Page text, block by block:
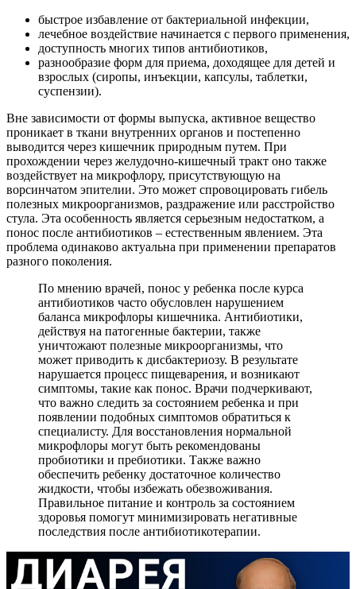
быстрое избавление от бактериальной инфекции,
лечебное воздействие начинается с первого применения,
доступность многих типов антибиотиков,
разнообразие форм для приема, доходящее для детей и
взрослых (сиропы, инъекции, капсулы, таблетки,
суспензии).
Вне зависимости от формы выпуска, активное вещество
проникает в ткани внутренних органов и постепенно
выводится через кишечник природным путем. При
прохождении через желудочно-кишечный тракт оно также
воздействует на микрофлору, присутствующую на
ворсинчатом эпителии. Это может спровоцировать гибель
полезных микроорганизмов, раздражение или расстройство
стула. Эта особенность является серьезным недостатком, а
понос после антибиотиков – естественным явлением. Эта
проблема одинаково актуальна при применении препаратов
разного поколения.
По мнению врачей, понос у ребенка после курса
антибиотиков часто обусловлен нарушением
баланса микрофлоры кишечника. Антибиотики,
действуя на патогенные бактерии, также
уничтожают полезные микроорганизмы, что
может приводить к дисбактериозу. В результате
нарушается процесс пищеварения, и возникают
симптомы, такие как понос. Врачи подчеркивают,
что важно следить за состоянием ребенка и при
появлении подобных симптомов обратиться к
специалисту. Для восстановления нормальной
микрофлоры могут быть рекомендованы
пробиотики и пребиотики. Также важно
обеспечить ребенку достаточное количество
жидкости, чтобы избежать обезвоживания.
Правильное питание и контроль за состоянием
здоровья помогут минимизировать негативные
последствия после антибиотикотерапии.